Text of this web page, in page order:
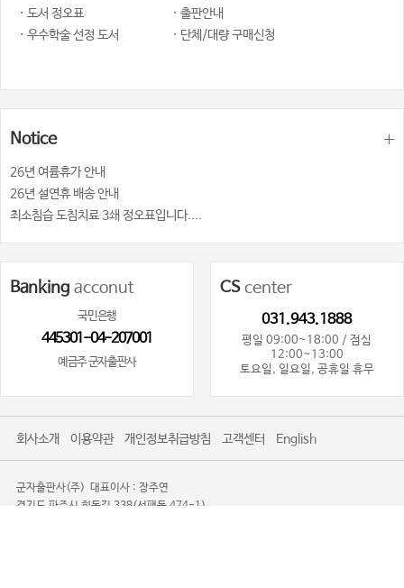
· 도서 정오표
· 출판안내
· 우수학술 선정 도서
· 단체/대량 구매신청
Notice
26년 여륨휴가 안내
26년 설연휴 배송 안내
최소침습 도침치료 3쇄 정오표입니다....
Banking acconut
국민은행
445301-04-207001
예금주 군자출판사
CScenter
031.943.1888
평일 09:00~18:00 / 점심
12:00~13:00
토요일, 일요일, 공휴일 휴무
회사소개 이용약관 개인정보취급방침 고객센터 English
군자출판사(주) 대표이사 : 장주연
경기도 파주시 회동길 338(서패동 474-1)